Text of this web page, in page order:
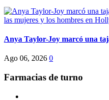
Anya Taylor-Joy marcó una
Ago 06, 2026 0
Farmacias de turno